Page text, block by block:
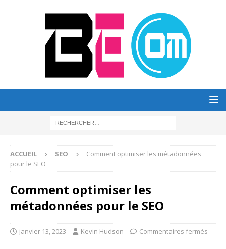
ACCUEIL SEO
Comment optimiser les métadonnées
pour le SEO
Comment optimiser les
métadonnées pour le SEO
janvier 13, 2023 Kevin Hudson Commentaires fermés